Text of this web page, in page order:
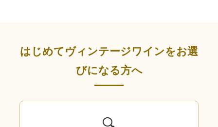
はじめてヴィンテージワインをお選
びになる方へ